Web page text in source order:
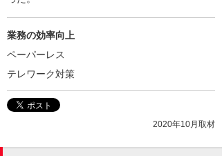
業務の効率向上
ペーパーレス
テレワーク対策
2020年10月取材